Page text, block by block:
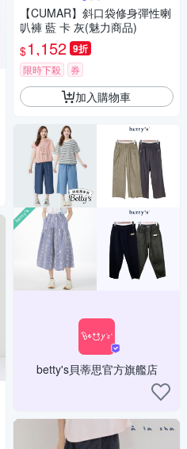
【CUMAR】斜口袋修身彈性喇
叭褲 藍 卡 灰(魅力商品)
$1,152 9折
限時下殺 券
加入購物車
betty's貝蒂思官方旗艦店